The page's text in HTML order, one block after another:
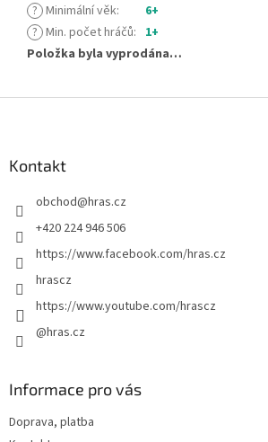
? Minimální věk:
6+
? Min. počet hráčů: 1+
Položka byla vyprodána…
Kontakt
obchod@hras.cz
+420 224 946 506
https://www.facebook.com/hras.cz
hrascz
https://www.youtube.com/hrascz
@hras.cz
Informace pro vás
Doprava, platba